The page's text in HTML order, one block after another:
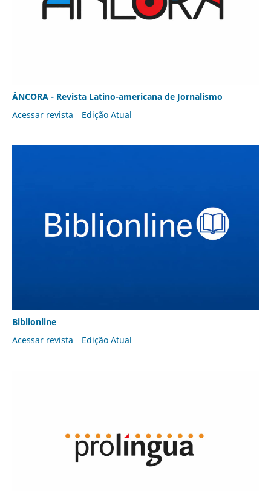
ÂNCORA - Revista Latino-americana de Jornalismo
Acessar revista
Edição Atual
Biblionline
Acessar revista
Edição Atual